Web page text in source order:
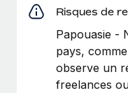
Risques de
Papouasie -
pays,
observe un
freelances